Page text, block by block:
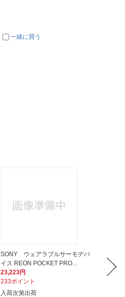
一緒に買う
SONY ウェアラブルサーモデバ
イス REON POCKET PRO...
23,223円
233ポイント
入荷次第出荷
イス
25,243